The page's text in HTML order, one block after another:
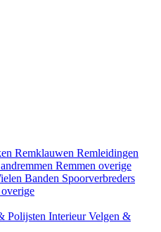
Remklauwen Remleidingen
Remmen overige
Banden Spoorverbreders
Polijsten InterieurVelgen &